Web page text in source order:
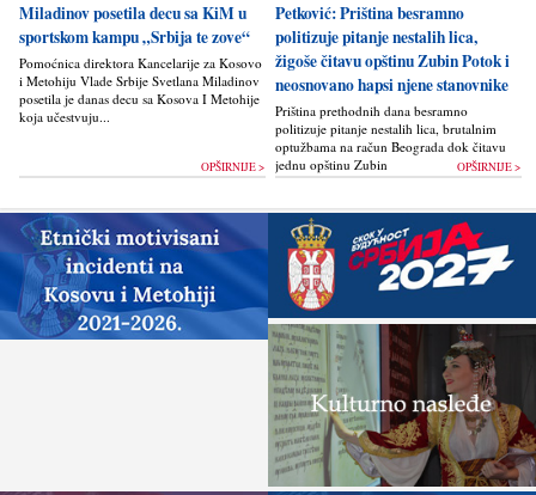
Miladinov posetila decu sa KiM u
sportskom kampu „Srbija te zove“
Pomoćnica direktora Kancelarije za Kosovo
i Metohiju Vlade Srbije Svetlana Miladinov
posetila je danas decu sa Kosova I Metohije
koja učestvuju...
OPŠIRNIJE >
Petković: Priština besramno
politizuje pitanje nestalih lica,
žigoše čitavu opštinu Zubin Potok i
neosnovano hapsi njene stanovnike
Priština prethodnih dana besramno
politizuje pitanje nestalih lica, brutalnim
optužbama na račun Beograda dok čitavu
jednu opštinu Zubin Potok žigoše...OPŠIRNIJE >